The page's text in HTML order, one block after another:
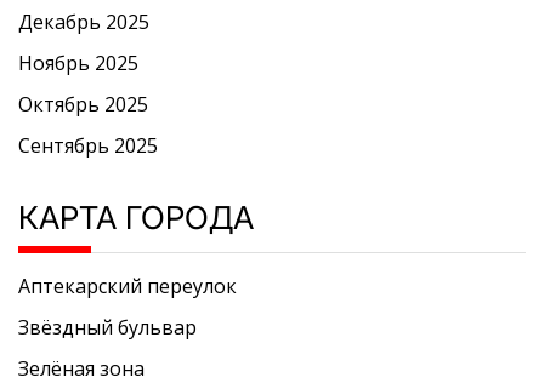
Декабрь 2025
Ноябрь 2025
Октябрь 2025
Сентябрь 2025
КАРТА ГОРОДА
Аптекарский переулок
Звёздный бульвар
Зелёная зона